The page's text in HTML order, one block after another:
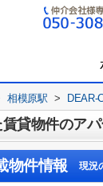
相模原駅 > DEAR-
貸物件のアパ
物件情報 現況